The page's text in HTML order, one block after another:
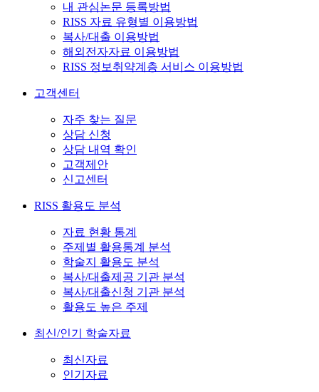
내 관심논문 등록방법
RISS 자료 유형별 이용방법
복사/대출 이용방법
해외전자자료 이용방법
RISS 정보취약계층 서비스 이용방법
고객센터
자주 찾는 질문
상담 신청
상담 내역 확인
고객제안
신고센터
RISS 활용도 분석
자료 현황 통계
주제별 활용통계 분석
학술지 활용도 분석
복사/대출제공 기관 분석
복사/대출신청 기관 분석
활용도 높은 주제
최신/인기 학술자료
최신자료
인기자료